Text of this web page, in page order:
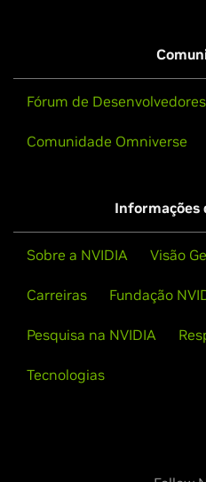
Fórum de Desenvolvedores
Comunidade Omniverse
Informações
Sobre a NVIDIA Visão
Carreiras Fundação
Pesquisa na NVIDIA
Tecnologias